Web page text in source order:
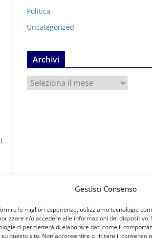
Gestisci Consenso
le migliori esperienze, utilizziamo tecnologie
e/o accedere alle informazioni del dispositivo.
ci permetterà di elaborare dati come il
su questo sito. Non acconsentire o ritirare il consenso
Politica
Uncategorized
Archivi
r